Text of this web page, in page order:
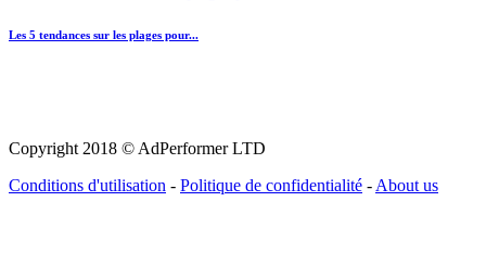
Les 5 tendances sur les plages pour...
Copyright 2018 © AdPerformer LTD
Conditions d'utilisation - Politique de confidentialité -About us